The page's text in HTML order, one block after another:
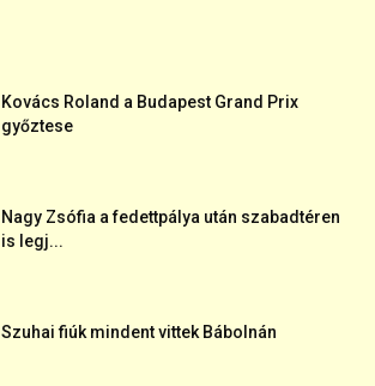
Kovács Roland a Budapest Grand Prix
győztese
Nagy Zsófia a fedettpálya után szabadtéren
is legj...
Szuhai fiúk mindent vittek Bábolnán